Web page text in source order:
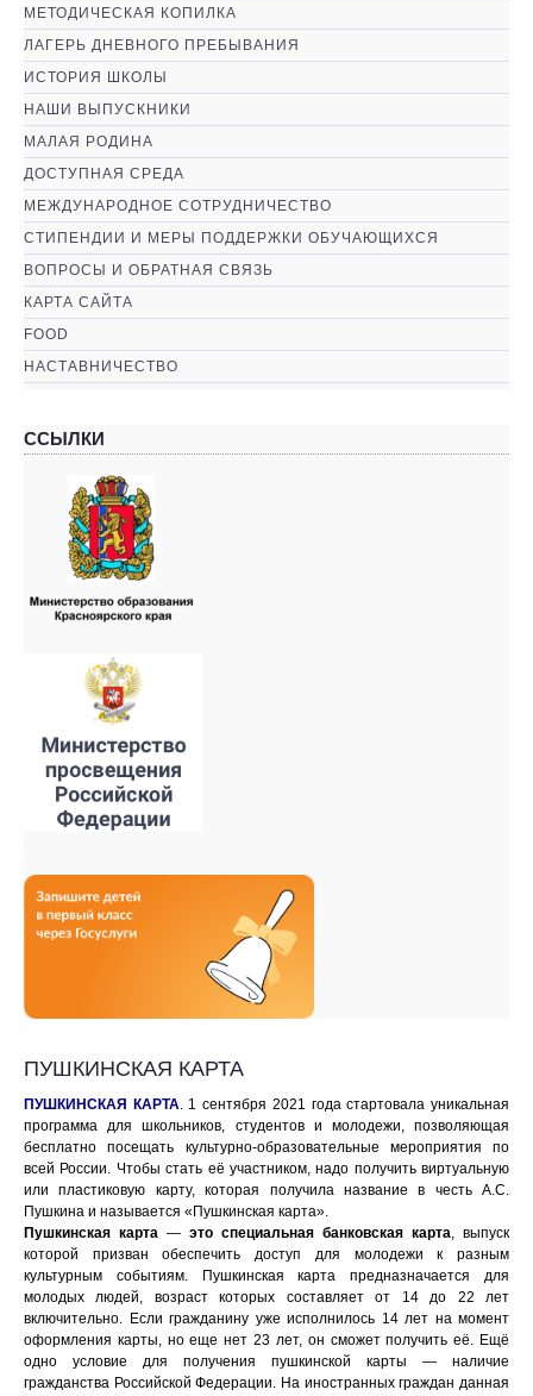
МЕТОДИЧЕСКАЯ КОПИЛКА
ЛАГЕРЬ ДНЕВНОГО ПРЕБЫВАНИЯ
ИСТОРИЯ ШКОЛЫ
НАШИ ВЫПУСКНИКИ
МАЛАЯ РОДИНА
ДОСТУПНАЯ СРЕДА
МЕЖДУНАРОДНОЕ СОТРУДНИЧЕСТВО
СТИПЕНДИИ И МЕРЫ ПОДДЕРЖКИ ОБУЧАЮЩИХСЯ
ВОПРОСЫ И ОБРАТНАЯ СВЯЗЬ
КАРТА САЙТА
FOOD
НАСТАВНИЧЕСТВО
ССЫЛКИ
ПУШКИНСКАЯ КАРТА
ПУШКИНСКАЯ КАРТА . 1 сентября 2021 года стартовала уникальная
программа для школьников, студентов и молодежи, позволяющая
бесплатно посещать культурно-образовательные мероприятия по
всей России. Чтобы стать её участником, надо получить виртуальную
или пластиковую карту, которая получила название в честь А.С.
Пушкина и называется «Пушкинская карта».
Пушкинская карта — это специальная банковская карта , выпуск
которой призван обеспечить доступ для молодежи к разным
культурным событиям. Пушкинская карта предназначается для
молодых людей, возраст которых составляет от 14 до 22 лет
включительно. Если гражданину уже исполнилось 14 лет на момент
оформления карты, но еще нет 23 лет, он сможет получить её. Ещё
одно условие для получения пушкинской карты — наличие
гражданства Российской Федерации. На иностранных граждан данная